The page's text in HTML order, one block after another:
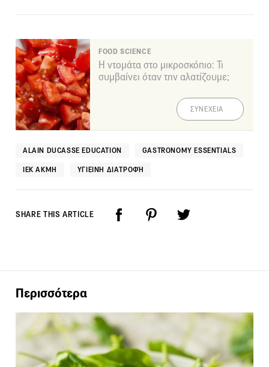
FOOD SCIENCE
Η ντομάτα στο μικροσκόπιο: Τι
συμβαίνει όταν την αλατίζουμε;
ΣΥΝΕΧΕΙΑ
ALAIN DUCASSE EDUCATION GASTRONOMY ESSENTIALS
ΙΕΚ ΑΚΜΗ ΥΓΙΕΙΝΉ ΔΙΑΤΡΟΦΉ
SHARE THIS ARTICLE
Περισσότερα